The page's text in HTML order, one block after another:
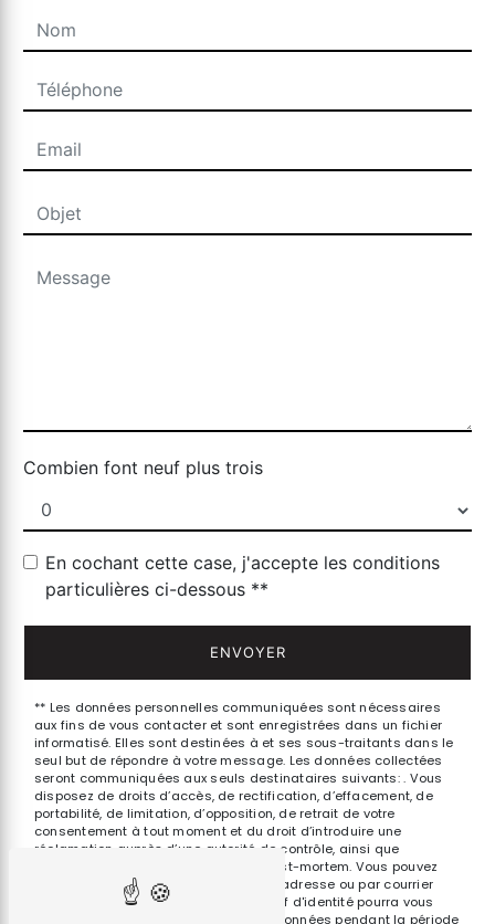
Combien font neuf plus trois
En cochant cette case, j'accepte les conditions
particulières ci-dessous **
ENVOYER
** Les données personnelles communiquées sont nécessaires
aux fins de vous contacter et sont enregistrées dans un fichier
informatisé. Elles sont destinées à et ses sous-traitants dans le
seul but de répondre à votre message. Les données collectées
seront communiquées aux seuls destinataires suivants: . Vous
disposez de droits d’accès, de rectification, d’effacement, de
portabilité, de limitation, d’opposition, de retrait de votre
consentement à tout moment et du droit d’introduire une
réclamation auprès d’une autorité de contrôle, ainsi que
d’organiser le sort de vos données post-mortem. Vous pouvez
exercer ces droits par voie postale à l'adresse ou par courrier
électronique à l'adresse . Un justificatif d'identité pourra vous
être demandé. Nous conservons vos données pendant la période